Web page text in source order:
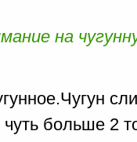
на
больше 2